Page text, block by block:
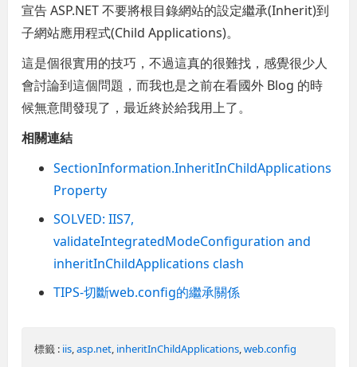
宣告 ASP.NET 不要將根目錄網站的設定繼承(Inherit)到
子網站應用程式(Child Applications)。
這是個很實用的技巧，不過這真的很難找，感覺很少人
會討論到這個問題，而我也是之前在看國外 Blog 的時
候無意間發現了，最近終於給我用上了。
相關連結
SectionInformation.InheritInChildApplications
Property
SOLVED: IIS7,
validateIntegratedModeConfiguration and
inheritInChildApplications clash
TIPS-切斷web.config的繼承關係
標籤 : iis ,asp.net inheritInChildApplications ,web.config